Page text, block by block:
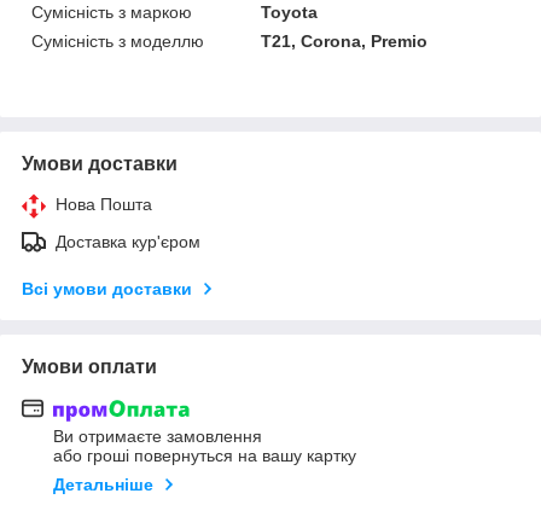
Сумісність з маркою
Toyota
Сумісність з моделлю
T21, Corona, Premio
Умови доставки
Нова Пошта
Доставка кур'єром
Всі умови доставки
Умови оплати
Ви отримаєте замовлення
або гроші повернуться на вашу картку
Детальніше